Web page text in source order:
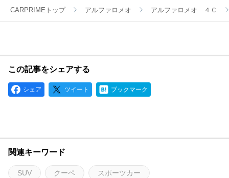
CARPRIMEトップ アルファロメオ アルファロメオ ４Ｃ
この記事をシェアする
シェア ツイート ブックマーク
関連キーワード
SUV クーペ スポーツカー